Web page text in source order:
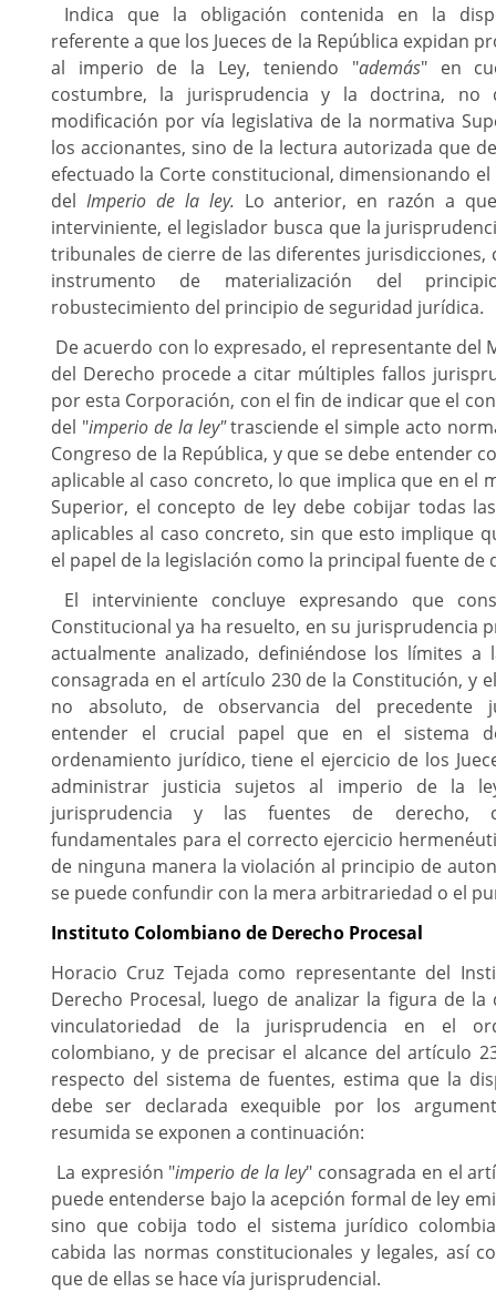
Indica que la obligación contenida en la
referente a que los Jueces de la República expidan
al imperio de la Ley, teniendo "además" en
costumbre, la jurisprudencia y la doctrina, no
modificación por vía legislativa de la normativa
los accionantes, sino de la lectura autorizada que
efectuado la Corte constitucional, dimensionando
del Imperio de la ley. Lo anterior, en razón a
interviniente, el legislador busca que la
tribunales de cierre de las diferentes jurisdicciones,
instrumento de materialización del
robustecimiento del principio de seguridad jurídica.
De acuerdo con lo expresado, el representante del
del Derecho procede a citar múltiples fallos
por esta Corporación, con el fin de indicar que el
del "imperio de la ley"trasciende el simple acto
Congreso de la República, y que se debe entender
aplicable al caso concreto, lo que implica que en el
Superior, el concepto de ley debe cobijar todas
aplicables al caso concreto, sin que esto implique
el papel de la legislación como la principal fuente de
El interviniente concluye expresando que
Constitucional ya ha resuelto, en su jurisprudencia
actualmente analizado, definiéndose los límites a
consagrada en el artículo 230 de la Constitución, y
no absoluto, de observancia del precedente
entender el crucial papel que en el sistema
ordenamiento jurídico, tiene el ejercicio de los
administrar justicia sujetos al imperio de la
jurisprudencia y las fuentes de derecho,
fundamentales para el correcto ejercicio
de ninguna manera la violación al principio de
se puede confundir con la mera arbitrariedad o el
Instituto Colombiano de Derecho Procesal
Horacio Cruz Tejada como representante del
Derecho Procesal, luego de analizar la figura de
vinculatoriedad de la jurisprudencia en el
colombiano, y de precisar el alcance del artículo
respecto del sistema de fuentes, estima que la
debe ser declarada exequible por los
resumida se exponen a continuación:
La expresión "imperio de la ley" consagrada en el
puede entenderse bajo la acepción formal de ley
sino que cobija todo el sistema jurídico
cabida las normas constitucionales y legales, así
que de ellas se hace vía jurisprudencial.